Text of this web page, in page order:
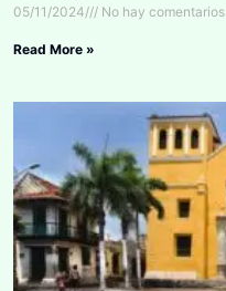
05/11/2024 No hay comentarios
Read More »